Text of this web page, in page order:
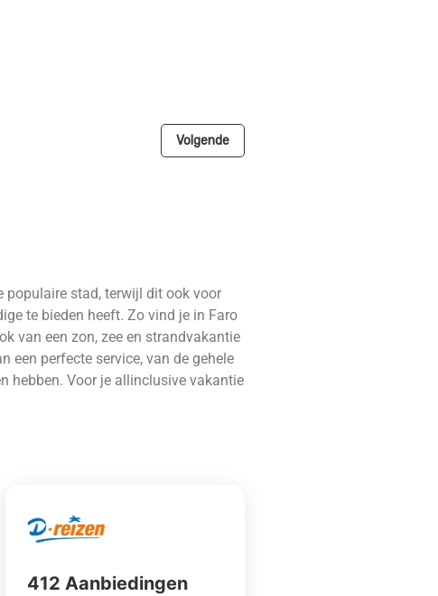
Volgende
populaire stad, terwijl dit ook voor
te bieden heeft. Zo vind je in Faro
van een zon, zee en strandvakantie
een perfecte service, van de gehele
hebben. Voor je allinclusive vakantie
412 Aanbiedingen